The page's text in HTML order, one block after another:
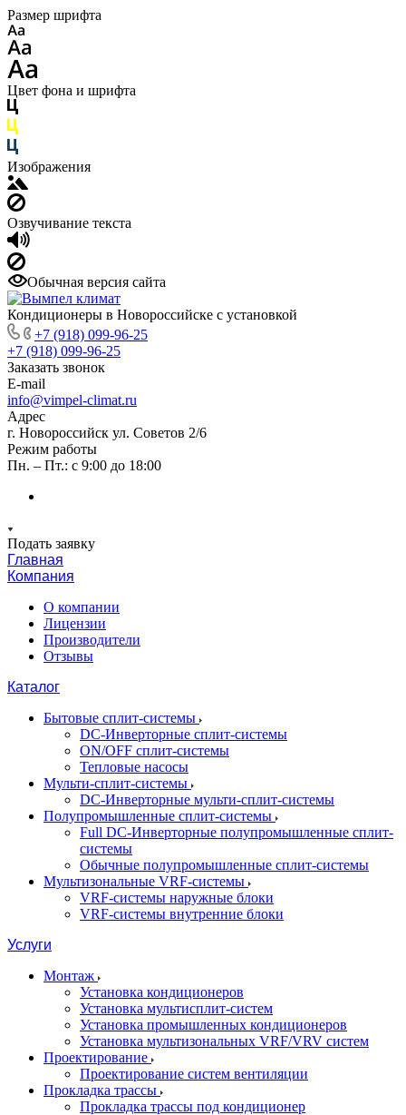
Размер шрифта
Цвет фона и шрифта
Изображения
Озвучивание текста
Обычная версия сайта
Кондиционеры в Новороссийске с установкой
+7 (918) 099-96-25
+7 (918) 099-96-25
Заказать звонок
E-mail
info@vimpel-climat.ru
Адрес
г. Новороссийск ул. Советов 2/6
Режим работы
Пн. – Пт.: с 9:00 до 18:00
Подать заявку
Главная
Компания
О компании
Лицензии
Производители
Отзывы
Каталог
Бытовые сплит-системы
DC-Инверторные сплит-системы
ON/OFF сплит-системы
Тепловые насосы
Мульти-сплит-системы
DC-Инверторные мульти-сплит-системы
Полупромышленные сплит-системы
Full DC-Инверторные полупромышленные сплит-
системы
Обычные полупромышленные сплит-системы
Мультизональные VRF-системы
VRF-системы наружные блоки
VRF-системы внутренние блоки
Услуги
Монтаж
Установка кондиционеров
Установка мультисплит-систем
Установка промышленных кондиционеров
Установка мультизональных VRF/VRV систем
Проектирование
Проектирование систем вентиляции
Прокладка трассы
Прокладка трассы под кондиционер